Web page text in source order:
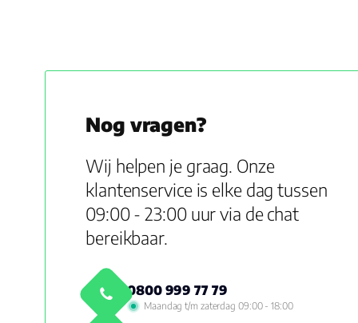
Nog vragen?
Wij helpen je graag. Onze
klantenservice is elke dag tussen
09:00 - 23:00 uur via de chat
bereikbaar.
0800 999 77 79
Maandag t/m zaterdag 09:00 - 18:00